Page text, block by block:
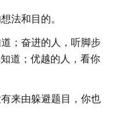
法和目的。
；奋进的人，听脚步
道；优越的人，看你
来由躲避题目，你也